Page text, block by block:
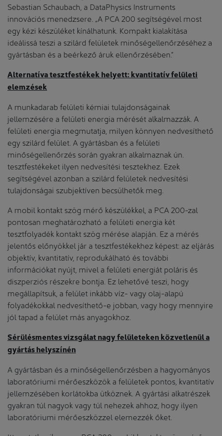
Sebastian Schaubach, a DataPhysics Instruments
innovációs menedzsere. „A PCA 200 segítségével most
egy kézi készüléket kínálhatunk. Kompakt kialakítása
ideálissá teszi a szilárd felületek minőségellenőrzéséhez a
gyártásban és a beérkező áruk ellenőrzésében.”
Alternatíva tesztfestékek helyett: kvantitatív felületi
elemzések
A munkadarab felületi kémiai tulajdonságainak
jellemzésére a felületi energia mérését alkalmazzák. A
felületi energia megmutatja, milyen könnyen nedvesíthető
egy szilárd felület. A gyártásban és a felületi
minőségellenőrzés során gyakran alkalmaznak ún.
tesztfestékeket ilyen nedvesítési tesztekhez. Ezek
segítségével azonban a szilárd felületek nedvesítési
tulajdonságai szubjektíven becsülhetők meg.
A mobil kontakt szög mérő készülékkel, a PCA 200-zal
pontosan meghatározható a felületi energia két
tesztfolyadék kontakt szög mérése alapján. Ez a mérés
jelentős előnyökkel jár a tesztfestékekhez képest: az eljárás
objektív, kvantitatív, reprodukálható és további
információkat nyújt, mivel a felületi energiát poláris és
diszperziós részekre bontja. Ez lehetővé teszi, hogy
megállapítsuk, a felület inkább víz- vagy olaj-alapú
folyadékokkal nedvesíthető-e jobban, vagy hogy mennyire
jól tapad a felület más anyagokhoz.
Sérülésmentes vizsgálat nagy felületeken közvetlenül a
gyártás helyszínén
A gyártásban és a minőségellenőrzésben a hagyományos
laboratóriumi mérőeszközök a felületek pontos, kvantitatív
jellemzésében korlátokba ütköznek. A gyártási alkatrészek
gyakran túl nagyok vagy túl nehezek ahhoz, hogy ilyen
laboratóriumi mérőeszközzel elemezzék őket.